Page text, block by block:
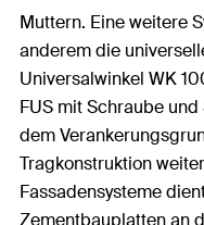
Muttern. Eine weitere
anderem die
Universalwinkel WK
FUS mit Schraube
dem
Tragkonstruktion
Fassadensysteme
Zementbauplatten an